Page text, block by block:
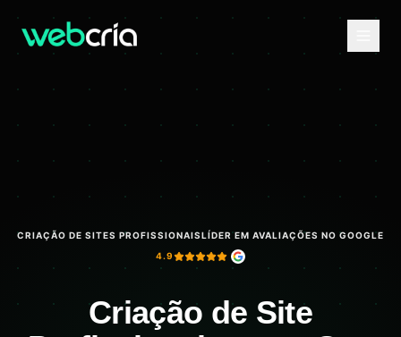
CRIAÇÃO DE SITES PROFISSIONAISLÍDER EM AVALIAÇÕES NO GOOGLE
4.9
Criação de Site